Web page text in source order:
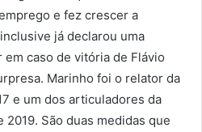
e fez crescer a
já declarou uma
caso de vitória de Flávio
Marinho foi o relator da
e um dos articuladores da
São duas medidas que